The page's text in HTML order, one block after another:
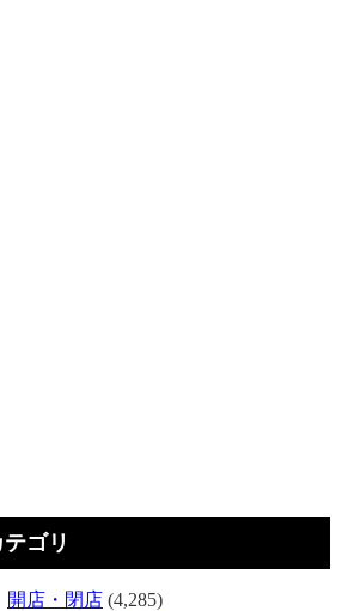
テゴリ
開店・閉店 (4,285)